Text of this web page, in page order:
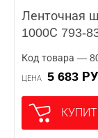
Ленточная
1000С 793-
Код товара —
ЦЕНА 5 683